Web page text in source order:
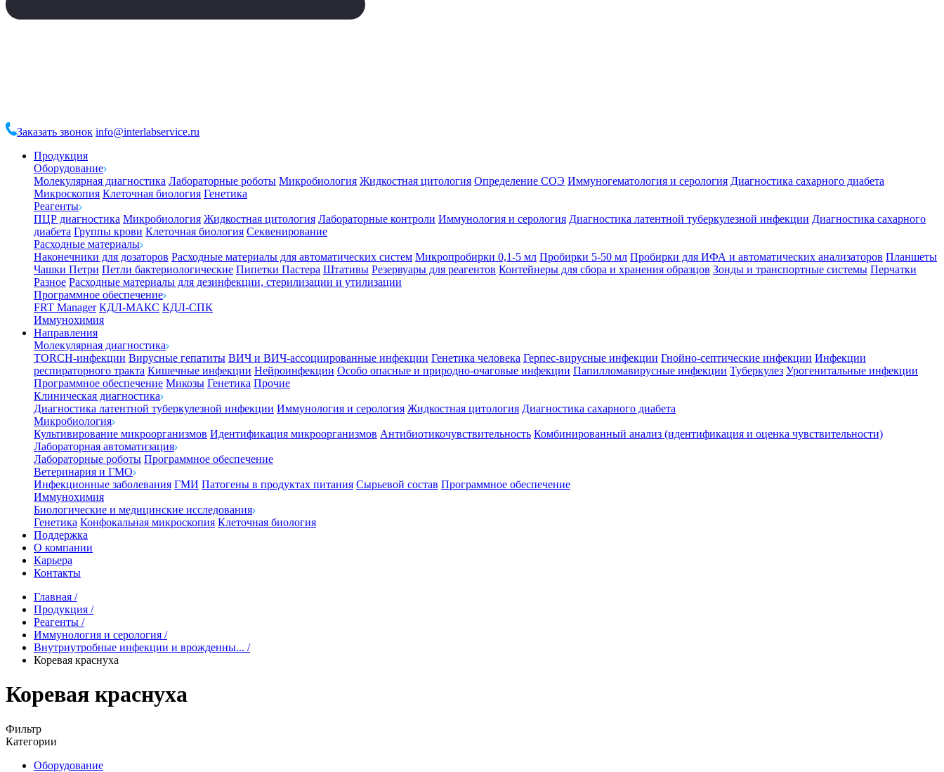
Заказать звонок info@interlabservice.ru
Продукция
Оборудование
Молекулярная диагностика Лабораторные роботы Микробиология Жидкостная цитология Определение СОЭ Иммуногематология и серология Диагностика сахарного диабета
Микроскопия Клеточная биология Генетика
Реагенты
ПЦР диагностика Микробиология Жидкостная цитология Лабораторные контроли Иммунология и серология Диагностика латентной туберкулезной инфекции Диагностика сахарного
диабета Группы крови Клеточная биология Секвенирование
Расходные материалы
Наконечники для дозаторов Расходные материалы для автоматических систем Микропробирки 0,1-5 мл Пробирки 5-50 мл Пробирки для ИФА и автоматических анализаторов Планшеты
Чашки Петри Петли бактериологические Пипетки Пастера Штативы Резервуары для реагентов Контейнеры для сбора и хранения образцов Зонды и транспортные системы Перчатки
Разное Расходные материалы для дезинфекции, стерилизации и утилизации
Программное обеспечение
FRT Manager КДЛ-МАКС КДЛ-СПК
Иммунохимия
Направления
Молекулярная диагностика
TORCH-инфекции Вирусные гепатиты ВИЧ и ВИЧ-ассоциированные инфекции Генетика человека Герпес-вирусные инфекции Гнойно-септические инфекции Инфекции
респираторного тракта Кишечные инфекции Нейроинфекции Особо опасные и природно-очаговые инфекции Папилломавирусные инфекции Туберкулез Урогенитальные инфекции
Программное обеспечение Микозы Генетика Прочие
Клиническая диагностика
Диагностика латентной туберкулезной инфекции Иммунология и серология Жидкостная цитология Диагностика сахарного диабета
Микробиология
Культивирование микроорганизмов Идентификация микроорганизмов Антибиотикочувствительность Комбинированный анализ (идентификация и оценка чувствительности)
Лабораторная автоматизация
Лабораторные роботы Программное обеспечение
Ветеринария и ГМО
Инфекционные заболевания ГМИ Патогены в продуктах питания Сырьевой состав Программное обеспечение
Иммунохимия
Биологические и медицинские исследования
Генетика Конфокальная микроскопия Клеточная биология
Поддержка
О компании
Карьера
Контакты
Главная /
Продукция /
Реагенты /
Иммунология и серология /
Внутриутробные инфекции и врожденны... /
Коревая краснуха
Коревая краснуха
Фильтр
Категории
Оборудование